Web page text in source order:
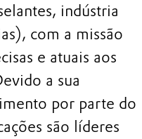
indústria
com a missão
e atuais aos
a sua
por parte do
são líderes